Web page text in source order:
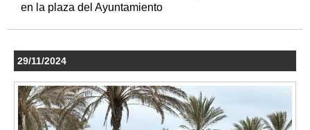
en la plaza del Ayuntamiento
29/11/2024